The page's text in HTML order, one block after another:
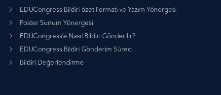
EDUCongress Bildiri özet Formatı ve Yazım Yönergesi
Poster Sunum Yönergesi
EDUCongress’e Nasıl Bildiri Gönderilir?
EDUCongress Bildiri Gönderim Süreci
Bildiri Değerlendirme